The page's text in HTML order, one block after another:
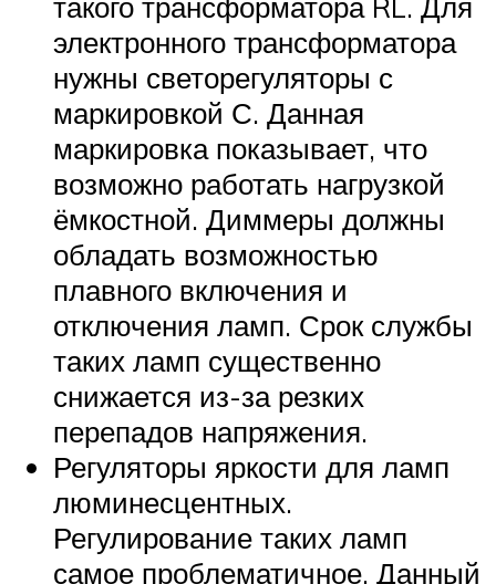
электронного трансформатора
нужны светорегуляторы с
маркировкой С. Данная
маркировка показывает, что
возможно работать нагрузкой
ёмкостной. Диммеры должны
обладать возможностью
плавного включения и
отключения ламп. Срок службы
таких ламп существенно
снижается из-за резких
перепадов напряжения.
Регуляторы яркости для ламп
люминесцентных.
Регулирование таких ламп
самое проблематичное. Данный